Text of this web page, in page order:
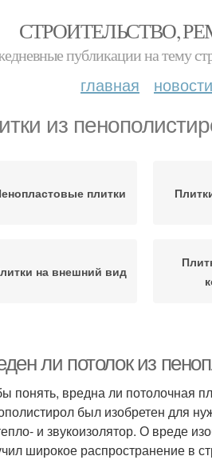
СТРОИТЕЛЬСТВО,
публикации на тему
главная новости
из
плитки
на внешний вид
ли потолок из
понять, вредна ли потолочная
был изобретен для
и звукоизолятор. О вреде
широкое распространение в